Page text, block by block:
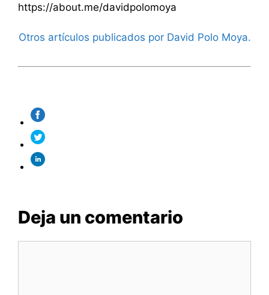
https://about.me/davidpolomoya
Otros artículos publicados por David Polo Moya.
Deja un comentario